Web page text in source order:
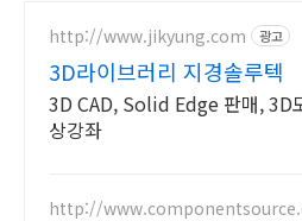
http://www.jikyung.com 광고
3D라이브러리 지경솔루텍
3D CAD, Solid Edge 판매, 3D
상강좌
http://